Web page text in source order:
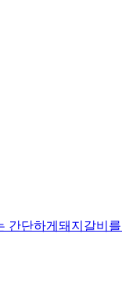
간단하게돼지갈비